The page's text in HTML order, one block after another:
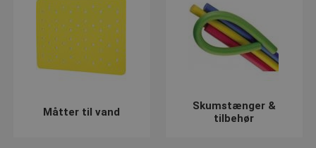
Læs mere herhttp://aqua-academy.dk/dansk/forside.html
Vi holder løbende webshoppen opdateret med nyheder af
udstyr til aquafitnesss.
Vi besvarer gerne spørgsmål og henvendelser om svømning og
Måtter til vand
Skumstænger &
tilbehør